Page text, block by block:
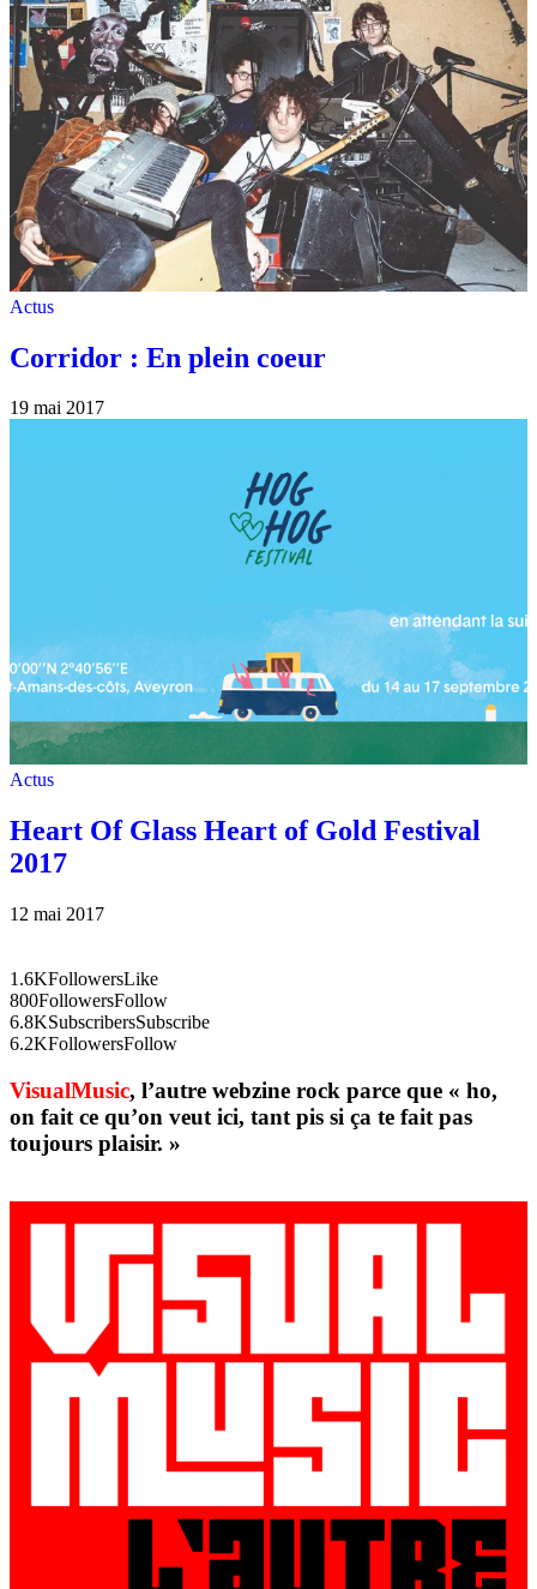
Actus
Corridor : En plein coeur
19 mai 2017
Actus
Heart Of Glass Heart of Gold Festival
2017
12 mai 2017
1.6KFollowersLike
800FollowersFollow
6.8KSubscribersSubscribe
6.2KFollowersFollow
VisualMusic, l’autre webzine rock parce que « ho,
on fait ce qu’on veut ici, tant pis si ça te fait pas
toujours plaisir. »